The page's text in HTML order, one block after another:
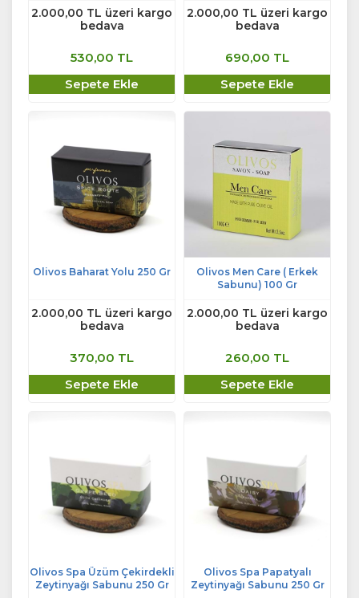
2.000,00 TL üzeri kargo
bedava
530,00 TL
Sepete Ekle
2.000,00 TL üzeri kargo
bedava
690,00 TL
Sepete Ekle
Olivos Baharat Yolu 250 Gr
2.000,00 TL üzeri kargo
bedava
370,00 TL
Sepete Ekle
Olivos Men Care ( Erkek
Sabunu) 100 Gr
2.000,00 TL üzeri kargo
bedava
260,00 TL
Sepete Ekle
Olivos Spa Üzüm Çekirdekli
Zeytinyağı Sabunu 250 Gr
Olivos Spa Papatyalı
Zeytinyağı Sabunu 250 Gr